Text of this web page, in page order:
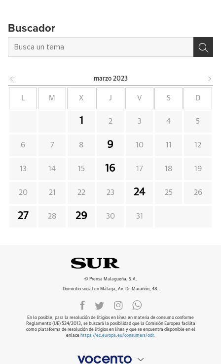
Buscador
marzo 2023
L M X J V S D
1 2 3 4 5
6 7 8 9 10 11 12
13 14 15 16 17 18 19
20 21 22 23 24 25 26
27 28 29 30 31
© Prensa Malagueña, S.A.
Domicilio social en Málaga, Av. Dr. Marañón, 48.
En lo posible, para la resolución de litigios en línea en materia de consumo conforme
Reglamento (UE) 524/2013, se buscará la posibilidad que la Comisión Europea facilita
como plataforma de resolución de litigios en línea y que se encuentra disponible en el
enlace https://ec.europa.eu/consumers/odr.